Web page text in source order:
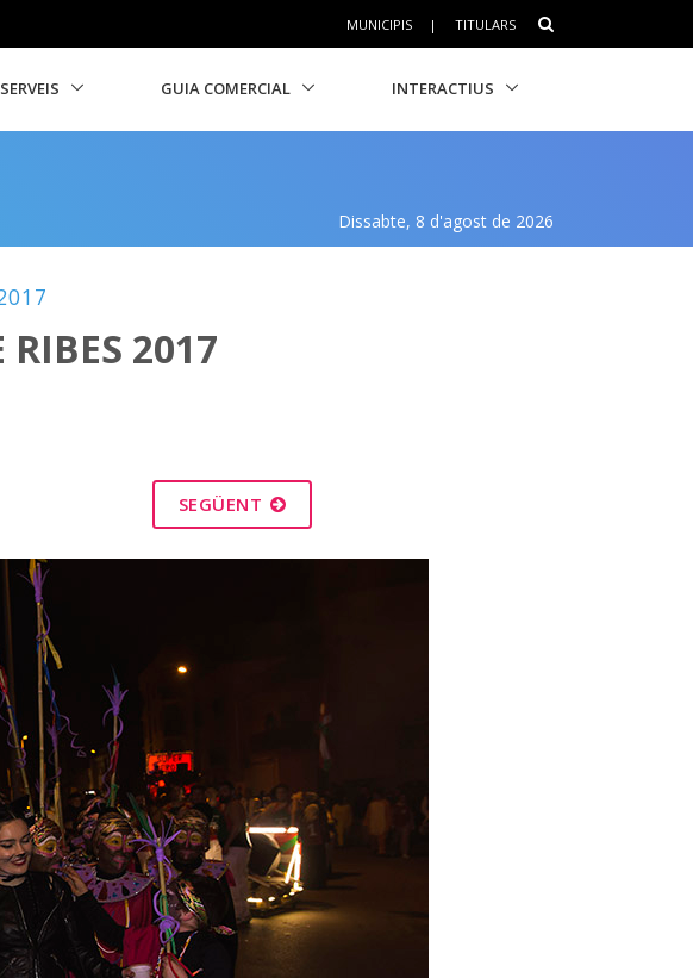
MUNICIPIS | TITULARS
GUIA COMERCIAL INTERACTIUS
Dissabte, 8 d'agost de 2026
2017
SEGÜENT